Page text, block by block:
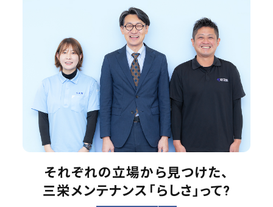
それぞれの立場から見つけた、
三栄メンテナンス「らしさ」って?